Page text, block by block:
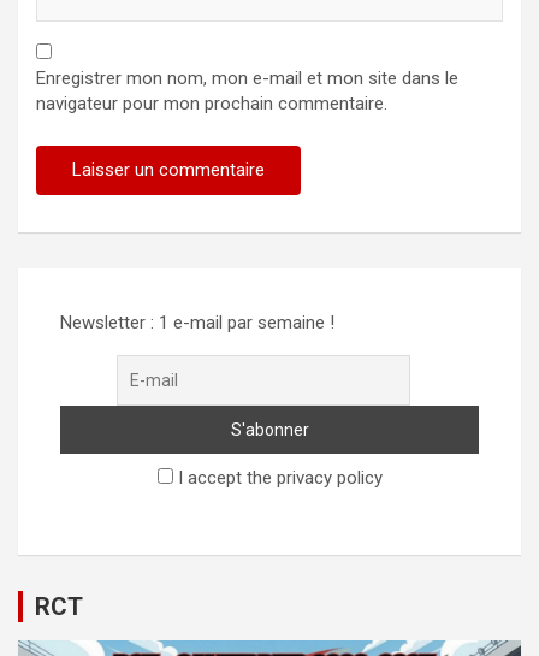
Enregistrer mon nom, mon e-mail et mon site dans le
navigateur pour mon prochain commentaire.
Newsletter : 1 e-mail par semaine !
I accept the privacy policy
RCT